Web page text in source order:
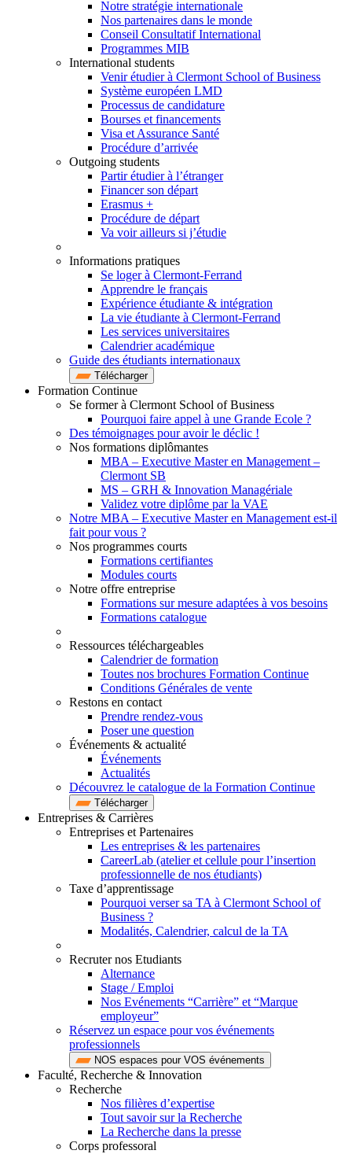
Notre stratégie internationale
Nos partenaires dans le monde
Conseil Consultatif International
Programmes MIB
International students
Venir étudier à Clermont School of Business
Système européen LMD
Processus de candidature
Bourses et financements
Visa et Assurance Santé
Procédure d’arrivée
Outgoing students
Partir étudier à l’étranger
Financer son départ
Erasmus +
Procédure de départ
Va voir ailleurs si j’étudie
Informations pratiques
Se loger à Clermont-Ferrand
Apprendre le français
Expérience étudiante & intégration
La vie étudiante à Clermont-Ferrand
Les services universitaires
Calendrier académique
Guide des étudiants internationaux
Télécharger
Formation Continue
Se former à Clermont School of Business
Pourquoi faire appel à une Grande Ecole ?
Des témoignages pour avoir le déclic !
Nos formations diplômantes
MBA – Executive Master en Management –
Clermont SB
MS – GRH & Innovation Managériale
Validez votre diplôme par la VAE
Notre MBA – Executive Master en Management est-il
fait pour vous ?
Nos programmes courts
Formations certifiantes
Modules courts
Notre offre entreprise
Formations sur mesure adaptées à vos besoins
Formations catalogue
Ressources téléchargeables
Calendrier de formation
Toutes nos brochures Formation Continue
Conditions Générales de vente
Restons en contact
Prendre rendez-vous
Poser une question
Événements & actualité
Événements
Actualités
Découvrez le catalogue de la Formation Continue
Télécharger
Entreprises & Carrières
Entreprises et Partenaires
Les entreprises & les partenaires
CareerLab (atelier et cellule pour l’insertion
professionnelle de nos étudiants)
Taxe d’apprentissage
Pourquoi verser sa TA à Clermont School of
Business ?
Modalités, Calendrier, calcul de la TA
Recruter nos Etudiants
Alternance
Stage / Emploi
Nos Evénements “Carrière” et “Marque
employeur”
Réservez un espace pour vos événements
professionnels
NOS espaces pour VOS événements
Faculté, Recherche & Innovation
Recherche
Nos filières d’expertise
Tout savoir sur la Recherche
La Recherche dans la presse
Corps professoral